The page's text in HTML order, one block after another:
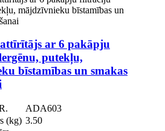
attīrītājs ar 6 pakāpju
putekļu,
bīstamības un smakas
ADA603
(kg) 3.50